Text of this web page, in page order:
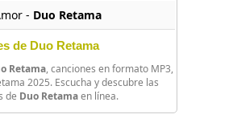
- Duo Retama
de Duo Retama
Retama, canciones en formato MP3,
2025. Escucha y descubre las
de Duo Retamaen línea.